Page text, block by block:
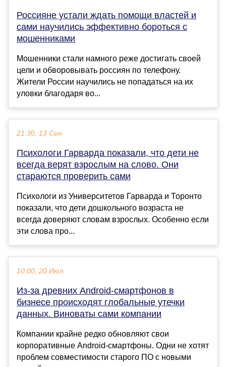
Россияне устали ждать помощи властей и
сами научились эффективно бороться с
мошенниками
Мошенники стали намного реже достигать своей
цели и обворовывать россиян по телефону.
Жители России научились не попадаться на их
уловки благодаря во...
21:30, 13 Сен
Психологи Гарварда показали, что дети не
всегда верят взрослым на слово. Они
стараются проверить сами
Психологи из Университетов Гарварда и Торонто
показали, что дети дошкольного возраста не
всегда доверяют словам взрослых. Особенно если
эти слова про...
10:00, 20 Июл
Из-за древних Android-смартфонов в
бизнесе происходят глобальные утечки
данных. Виноваты сами компании
Компании крайне редко обновляют свои
корпоративные Android-смартфоны. Одни не хотят
проблем совместимости старого ПО с новыми